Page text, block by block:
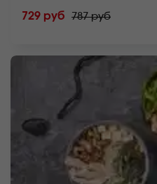
729 руб 787 руб